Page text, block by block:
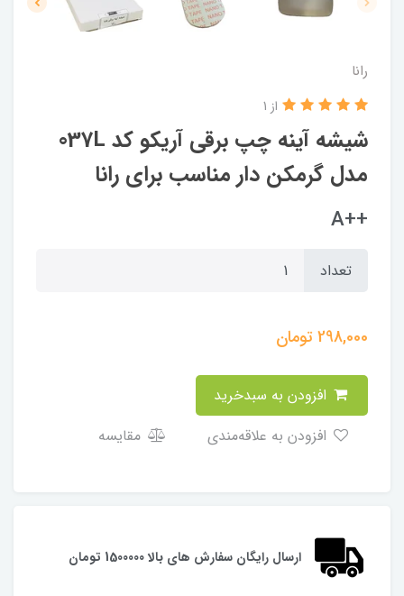
رانا
شیشه آینه چپ برقی آریکو کد 037L
مدل گرمکن دار مناسب برای رانا
از 1
++A
تعداد
298,000تومان
مقایسه
ارسال رایگان سفارش های بالا 1500000 تومان